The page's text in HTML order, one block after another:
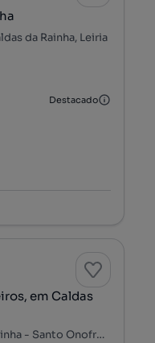
da Rainha, Leiria
Destacado
em Caldas
Rua Major Moreira - Bairro dos Arneiros, Caldas da Rainha - Santo Onofre e Serra do Bouro, Caldas da Rainha, Leiria